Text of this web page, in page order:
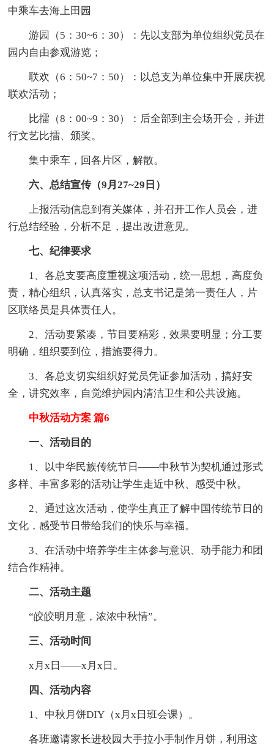
中乘车去海上田园
游园（5：30~6：30）：先以支部为单位组织党员在
园内自由参观游览；
联欢（6：50~7：50）：以总支为单位集中开展庆祝
联欢活动；
比擂（8：00~9：30）：后全部到主会场开会，并进
行文艺比擂、颁奖。
集中乘车，回各片区，解散。
六、总结宣传（9月27~29日）
上报活动信息到有关媒体，并召开工作人员会，进
行总结经验，分析不足，提出改进意见。
七、纪律要求
1、各总支要高度重视这项活动，统一思想，高度负
责，精心组织，认真落实，总支书记是第一责任人，片
区联络员是具体责任人。
2、活动要紧凑，节目要精彩，效果要明显；分工要
明确，组织要到位，措施要得力。
3、各总支切实组织好党员凭证参加活动，搞好安
全，讲究效率，自觉维护园内清洁卫生和公共设施。
中秋活动方案 篇6
一、活动目的
1、以中华民族传统节日——中秋节为契机通过形式
多样、丰富多彩的活动让学生走近中秋、感受中秋。
2、通过这次活动，使学生真正了解中国传统节日的
文化，感受节日带给我们的快乐与幸福。
3、在活动中培养学生主体参与意识、动手能力和团
结合作精神。
二、活动主题
“皎皎明月意，浓浓中秋情”。
三、活动时间
x月x日——x月x日。
四、活动内容
1、中秋月饼DIY（x月x日班会课）。
各班邀请家长进校园大手拉小手制作月饼，利用这